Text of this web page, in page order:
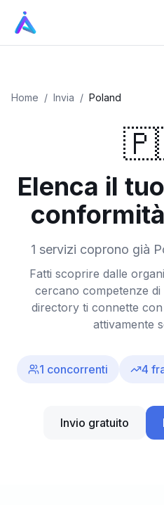
Home / Invia / Poland
Elenca il
1 servizi coprono già
Fatti scoprire dalle
cercano competenze
directory ti connette
attivamente
1 concorrenti 4
Invio gratuito